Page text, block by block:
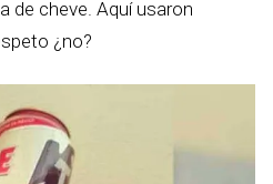
de cheve. Aquí usaron
¿no?